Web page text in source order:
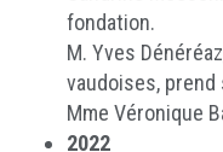
fondation.
M. Yves
vaudoises,
Mme Véronique
2022